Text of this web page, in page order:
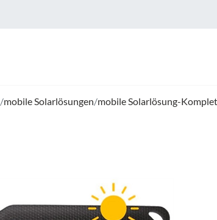
/mobile Solarlösungen/mobile Solarlösung-